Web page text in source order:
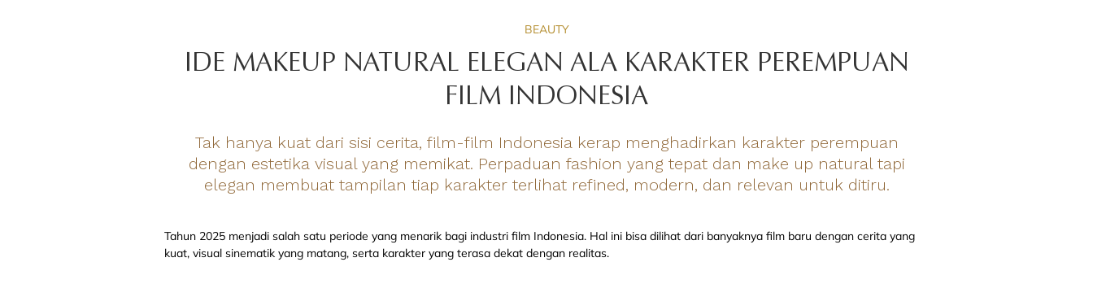
BEAUTY
IDE MAKEUP NATURAL ELEGAN ALA KARAKTER PEREMPUAN
FILM INDONESIA
Tak hanya kuat dari sisi cerita, film-film Indonesia kerap menghadirkan karakter perempuan
dengan estetika visual yang memikat. Perpaduan fashion yang tepat dan make up natural tapi
elegan membuat tampilan tiap karakter terlihat refined, modern, dan relevan untuk ditiru.
Tahun 2025 menjadi salah satu periode yang menarik bagi industri film Indonesia. Hal ini bisa dilihat dari banyaknya film baru dengan cerita yang
kuat, visual sinematik yang matang, serta karakter yang terasa dekat dengan realitas.